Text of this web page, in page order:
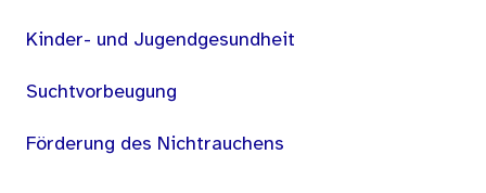
Kinder- und Jugendgesundheit
Suchtvorbeugung
Förderung des Nichtrauchens